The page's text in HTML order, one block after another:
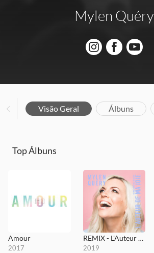
Mylen Quéry
Visão Geral Álbuns
Top Álbuns
Amour
2017
REMIX - L'Auteur de ma joie
2019